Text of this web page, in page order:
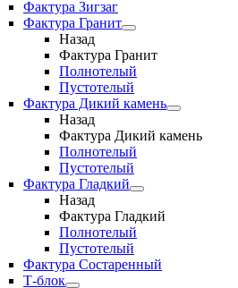
Фактура Зигзаг
Фактура Гранит
Назад
Фактура Гранит
Полнотелый
Пустотелый
Фактура Дикий камень
Назад
Фактура Дикий камень
Полнотелый
Пустотелый
Фактура Гладкий
Назад
Фактура Гладкий
Полнотелый
Пустотелый
Фактура Состаренный
Т-блок